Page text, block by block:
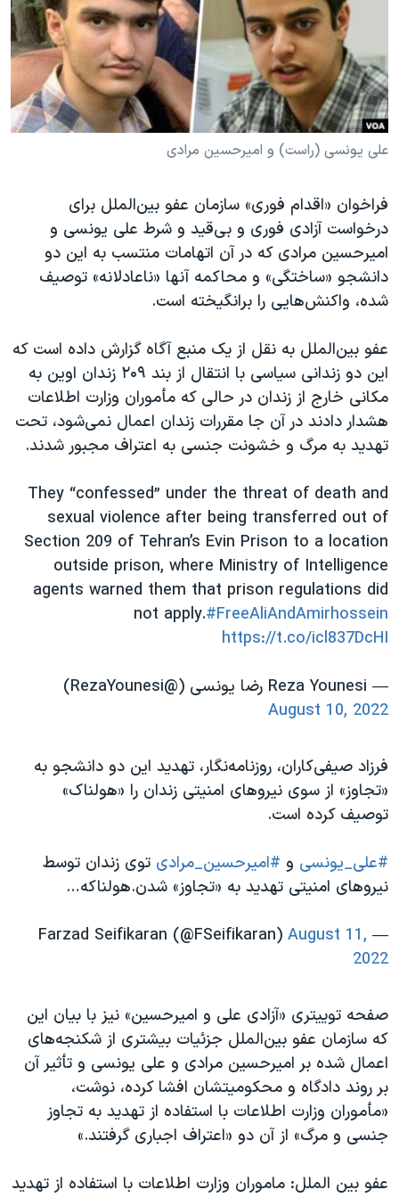
فرهنگ و زندگی
حقوق شهروندی
اقتصادی
علم و فناوری
اسرائیل در جنگ
آرشیو پخش زنده
مستندها
انتخابات ریاست جمهوری آمریکا ۲۰۲۴
حمله جمهوری اسلامی به اسرائیل
رمز مهسا
ورزش زنان در ایران
مجموعه مستندهای دادخواهی
تریبونال مردمی آبان ۹۸
دادگاه حمید نوری
چهل سال گروگان‌گیری
قانون شفافیت دارائی کادر رهبری ایران
اعتراضات مردمی آبان ۹۸
اسرائیل در جنگ
نرگس محمدی برنده جایزه نوبل صلح
صفحه‌های ویژه
سفر پرزیدنت ترامپ به چین
دنبال کنید
زبانهای مختلف
علی یونسی (راست) و امیرحسین مرادی
فراخوان «اقدام فوری» سازمان عفو بین‌الملل برای
درخواست آزادی فوری و بی‌قید و شرط علی یونسی و
امیرحسین مرادی که در آن اتهامات منتسب به این دو
دانشجو «ساختگی» و محاکمه آنها «ناعادلانه» توصیف
شده، واکنش‌هایی را برانگیخته است.
عفو بین‌الملل به نقل از یک منبع آگاه گزارش داده است که
این دو زندانی سیاسی با انتقال از بند ۲۰۹ زندان اوین به
مکانی خارج از زندان در حالی که مأموران وزارت اطلاعات
هشدار دادند در آن جا مقررات زندان اعمال نمی‌شود، تحت
تهدید به مرگ و خشونت جنسی به اعتراف مجبور شدند.
They “confessed” under the threat of death and
sexual violence after being transferred out of
Section 209 of Tehran’s Evin Prison to a location
outside prison, where Ministry of Intelligence
agents warned them that prison regulations did
not apply.#FreeAliAndAmirhossein
https://t.co/icl837DcHI
— Reza Younesi رضا يونسى (@RezaYounesi)
August 10, 2022
فرزاد صیفی‌کاران، روزنامه‌نگار، تهدید این دو دانشجو به
«تجاوز» از سوی نیروهای امنیتی زندان را «هولناک»
توصیف کرده است.
#علی_یونسی و #امیرحسین_مرادی توی زندان توسط
نیروهای امنیتی تهدید به «تجاوز» شدن.هولناکه…
— Farzad Seifikaran (@FSeifikaran)
August 11,
2022
صفحه توییتری «آزادی علی و امیرحسین» نیز با بیان این
که سازمان عفو بین‌الملل جزئیات بیشتری از شکنجه‌های
اعمال شده بر امیرحسین مرادی و علی یونسی و تأثیر آن
بر روند دادگاه و محکومیتشان افشا کرده، نوشت،
«مأموران وزارت اطلاعات با استفاده از تهدید به تجاوز
جنسی و مرگ» از آن دو «اعتراف اجباری گرفتند.»
عفو بین الملل: ماموران وزارت اطلاعات با استفاده از تهدید